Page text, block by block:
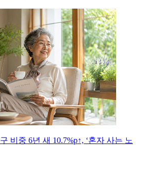
비중 6년 새 10.7%p↑, ‘혼자 사는 노